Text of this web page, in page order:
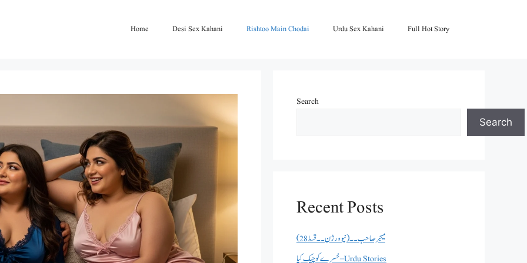
Home Desi Sex Kahani Rishtoo Main Chodai Urdu Sex Kahani Full Hot Story
Search
Search
Recent Posts
میجر صاحب۔۔( نیو ورژن ۔۔قسط 28)
خسرے کو چیک کیا – Urdu Stories